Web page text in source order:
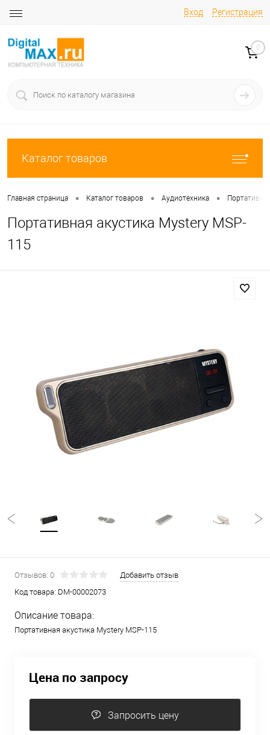
Вход Регистрация
0
Каталог товаров
Главная страница • Каталог товаров • Аудиотехника •
Портативная акустика Mystery MSP-
115
Отзывов: 0
Добавить отзыв
Код товара: DM-00002073
Описание товара:
Портативная акустика Mystery MSP-115
Цена по запросу
Запросить цену